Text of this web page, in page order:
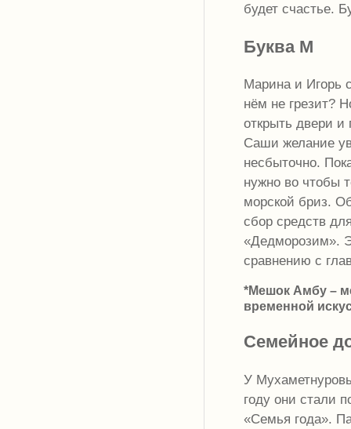
будет счастье.
Буква М
Марина и Игорь
нём не грезит?
открыть двери и
Саши желание
несбыточно.
нужно во чтобы
морской бриз.
сбор средств
«Дедморозим».
сравнению с
*Мешок Амбу –
временной
Семейное
У
году они стали
«Семья года».